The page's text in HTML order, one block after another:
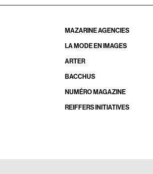
MAZARINE AGENCIES
LA MODE EN IMAGES
ARTER
BACCHUS
NUMÉRO MAGAZINE
REIFFERS INITIATIVES